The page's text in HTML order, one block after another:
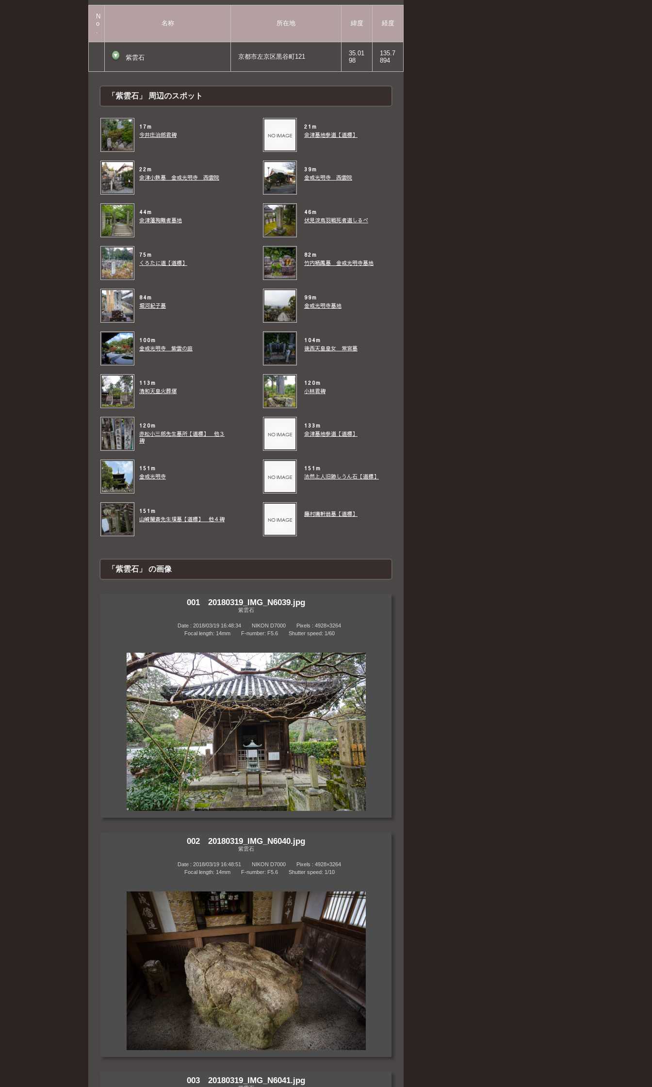
N
o
.
名称 所在地 緯度 経度
▼ 紫雲石 京都市左京区黒谷町121
35.01
98
135.7
894
「紫雲石」 周辺のスポット
17m
今井庄治郎君碑
21m
会津墓地参道【道標】
22m
会津小鉄墓 金戒光明寺 西雲院
39m
金戒光明寺 西雲院
44m
会津藩殉難者墓地
46m
伏見淀鳥羽戦死者道しるべ
75m
くろたに道【道標】
82m
竹内栖鳳墓 金戒光明寺墓地
84m
堀河紀子墓
99m
金戒光明寺墓地
100m
金戒光明寺 紫雲の庭
104m
後西天皇皇女 常宮墓
113m
清和天皇火葬塚
120m
小林君碑
120m
赤松小三郎先生墓所【道標】 他３
碑
133m
会津墓地参道【道標】
151m
金戒光明寺
151m
法然上人旧跡しうん石【道標】
151m
山崎闇斎先生墳墓【道標】 他４碑
藤村庸軒翁墓【道標】
「紫雲石」 の画像
001 20180319_IMG_N6039.jpg
紫雲石
Date : 2018/03/19 16:48:34 NIKON D7000 Pixels : 4928×3264
Focal length: 14mm F-number: F5.6 Shutter speed: 1/60
002 20180319_IMG_N6040.jpg
紫雲石
Date : 2018/03/19 16:48:51 NIKON D7000 Pixels : 4928×3264
Focal length: 14mm F-number: F5.6 Shutter speed: 1/10
003 20180319_IMG_N6041.jpg